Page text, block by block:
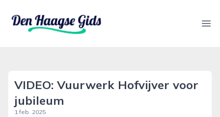
denhaagsegids.nl
VIDEO: Vuurwerk Hofvijver voor
jubileum
1 feb. 2025